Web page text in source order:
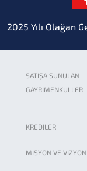
2025 Yılı Olağan
İller Bankası A.Ş.
Bankamız 2024-
SATIŞA SUNULAN
GAYRIMENKULLER
KREDILER
MISYON VE VIZYON